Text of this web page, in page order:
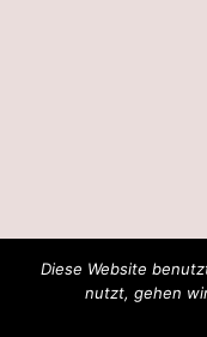
Diese Website
nutzt, gehen